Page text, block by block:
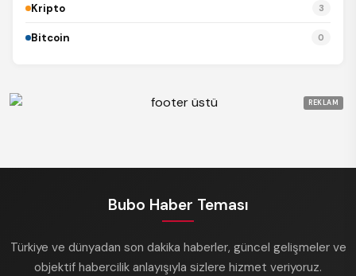
Kripto 3
Bitcoin 0
REKLAM
Bubo Haber Teması
Türkiye ve dünyadan son dakika haberler, güncel gelişmeler ve
objektif habercilik anlayışıyla sizlere hizmet veriyoruz.